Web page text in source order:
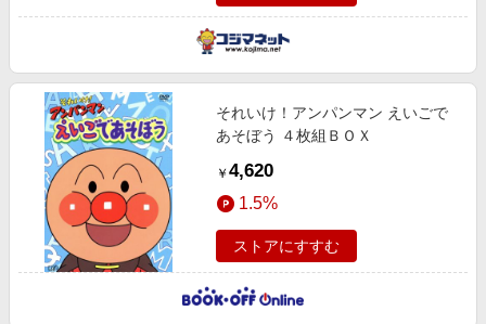
それいけ！アンパンマン えいごで
あそぼう ４枚組ＢＯＸ
￥ 4,620
1.5%
ストアにすすむ